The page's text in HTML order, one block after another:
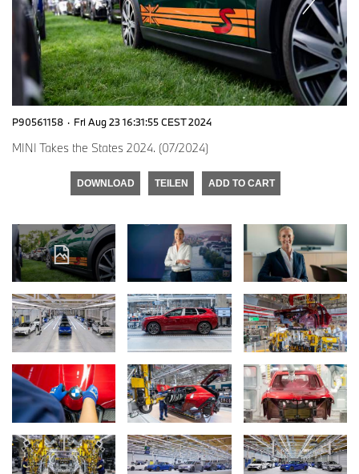
P90561158 · Fri Aug 23 16:31:55 CEST 2024
MINI Takes the States 2024. (07/2024)
DOWNLOAD TEILEN ADD TO CART